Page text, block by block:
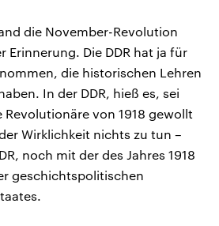
die November-Revolution
Erinnerung. Die DDR hat ja für
die historischen Lehren
In der DDR, hieß es, sei
von 1918 gewollt
Wirklichkeit nichts zu tun –
noch mit der des Jahres 1918
geschichtspolitischen